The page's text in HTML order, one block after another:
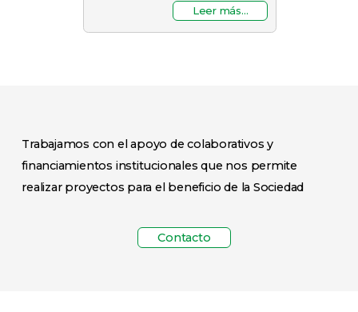
Leer más...
Trabajamos con el apoyo de colaborativos y
financiamientos institucionales que nos permite
realizar proyectos para el beneficio de la Sociedad
Contacto